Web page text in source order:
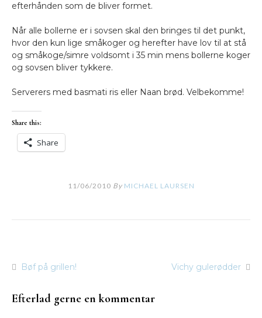
efterhånden som de bliver formet.
Når alle bollerne er i sovsen skal den bringes til det punkt,
hvor den kun lige småkoger og herefter have lov til at stå
og småkoge/simre voldsomt i 35 min mens bollerne koger
og sovsen bliver tykkere.
Serverers med basmati ris eller Naan brød. Velbekomme!
Share this:
Share
11/06/2010 By MICHAEL LAURSEN
Indlægsnavigation
Bøf på grillen! Vichy gulerødder
Efterlad gerne en kommentar